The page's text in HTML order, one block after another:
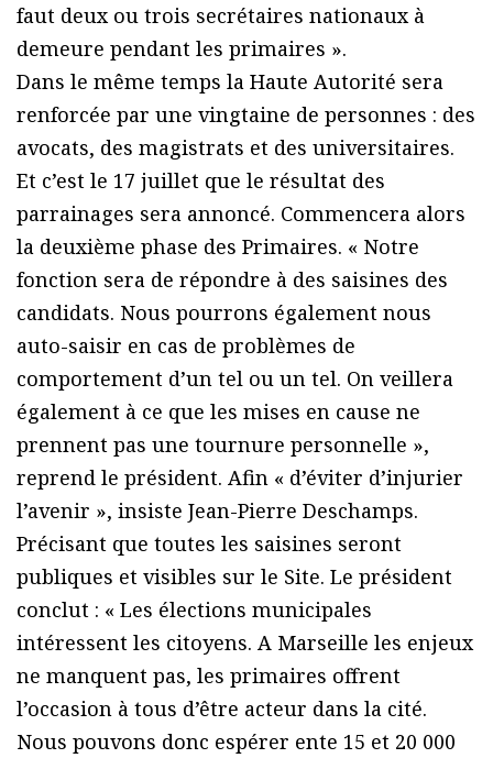
faut deux ou trois secrétaires nationaux à
demeure pendant les primaires ».
Dans le même temps la Haute Autorité sera
renforcée par une vingtaine de personnes : des
avocats, des magistrats et des universitaires.
Et c’est le 17 juillet que le résultat des
parrainages sera annoncé. Commencera alors
la deuxième phase des Primaires. « Notre
fonction sera de répondre à des saisines des
candidats. Nous pourrons également nous
auto-saisir en cas de problèmes de
comportement d’un tel ou un tel. On veillera
également à ce que les mises en cause ne
prennent pas une tournure personnelle »,
reprend le président. Afin « d’éviter d’injurier
l’avenir », insiste Jean-Pierre Deschamps.
Précisant que toutes les saisines seront
publiques et visibles sur le Site. Le président
conclut : « Les élections municipales
intéressent les citoyens. A Marseille les enjeux
ne manquent pas, les primaires offrent
l’occasion à tous d’être acteur dans la cité.
Nous pouvons donc espérer ente 15 et 20 000